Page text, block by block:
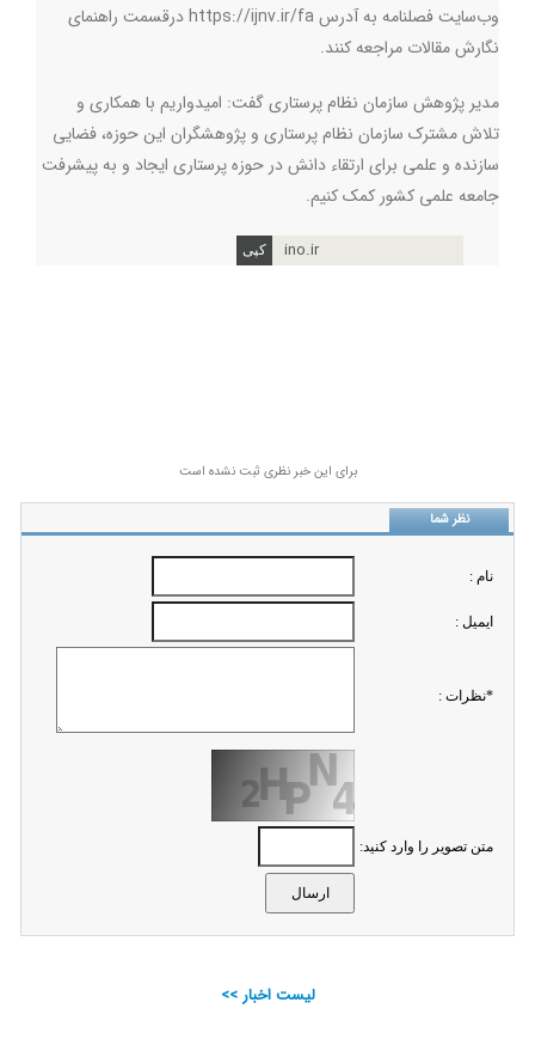
وب‌سایت فصلنامه به آدرس https://ijnv.ir/faدرقسمت راهنمای
نگارش مقالات مراجعه کنند.
مدیر پژوهش سازمان نظام پرستاری گفت: امیدواریم با همکاری و
تلاش مشترک سازمان نظام پرستاری و پژوهشگران این حوزه، فضایی
سازنده و علمی برای ارتقاء دانش در حوزه پرستاری ایجاد و به پیشرفت
جامعه علمی کشور کمک کنیم.
ino.ir
برای این خبر نظری ثبت نشده است
نظر شما
نام :
ايميل :
*نظرات :
متن تصویر را وارد کنید:
لیست اخبار >>